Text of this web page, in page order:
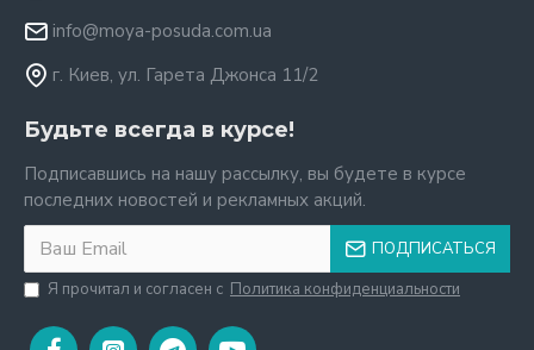
info@moya-posuda.com.ua
г. Киев, ул. Гарета Джонса 11/2
Будьте всегда в курсе!
Подписавшись на нашу рассылку, вы будете в курсе
последних новостей и рекламных акций.
ПОДПИСАТЬСЯ
Я прочитал и согласен с Политика конфиденциальности